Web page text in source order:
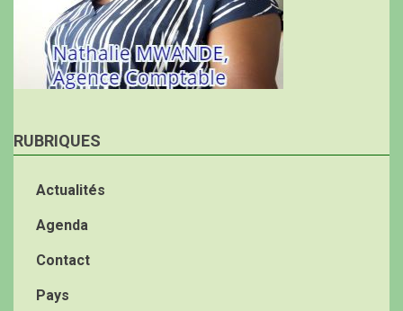
RUBRIQUES
Actualités
Agenda
Contact
Pays